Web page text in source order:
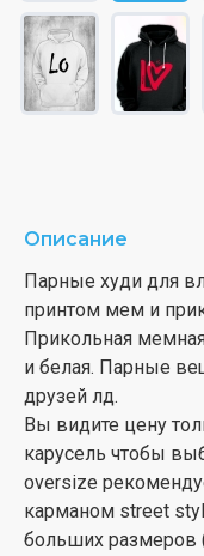
Описание
Парные худи для
принтом мем и
Прикольная
и белая. Парные
друзей лд.
Вы видите цену
карусель чтобы
oversize
карманом street
больших размеров